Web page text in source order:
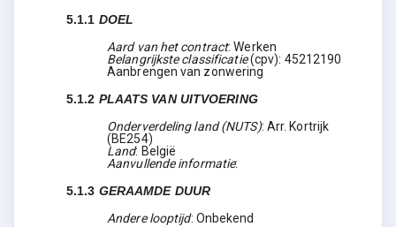
5.1.1 DOEL
Aard van het contract:Werken
Belangrijkste classificatie (cpv): 45212190
Aanbrengen van zonwering
5.1.2 PLAATS VAN UITVOERING
Onderverdeling land (NUTS): Arr. Kortrijk
(BE254)
Land: België
Aanvullende informatie:
5.1.3 GERAAMDE DUUR
Andere looptijd: Onbekend